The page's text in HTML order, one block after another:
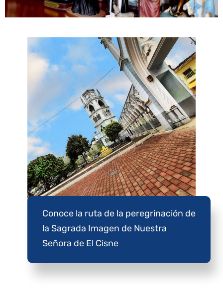
Conoce la ruta de la peregrinación de
la Sagrada Imagen de Nuestra
Señora de El Cisne